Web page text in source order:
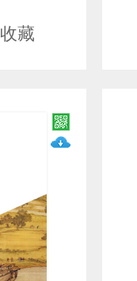
收藏